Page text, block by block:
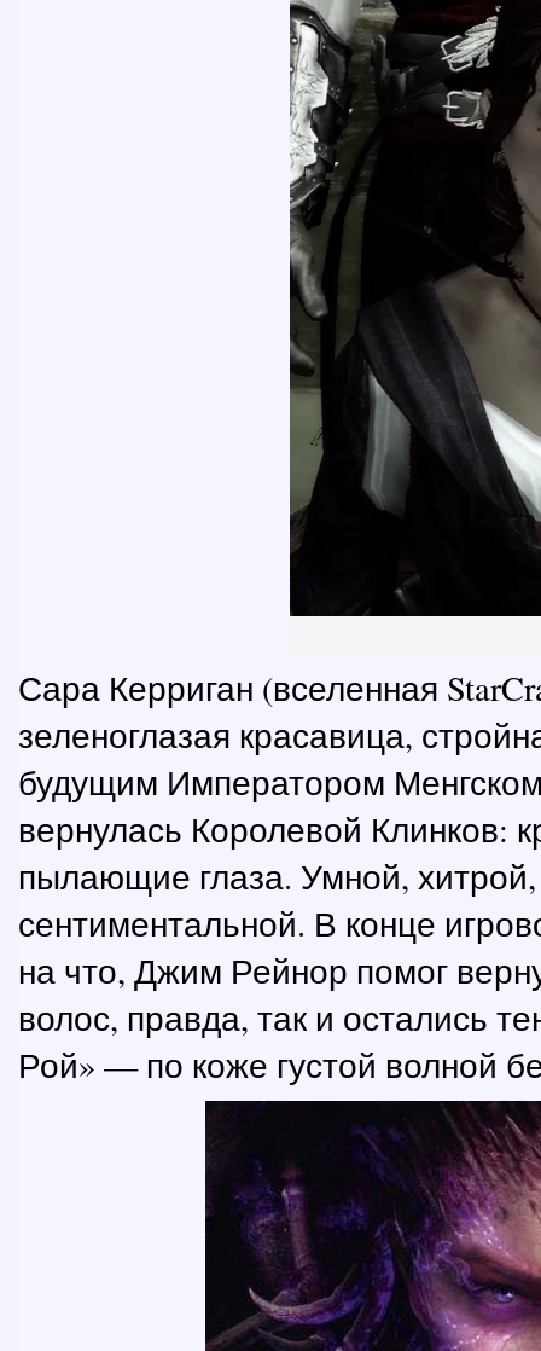
Сара Керриган (вселенная
зеленоглазая красавица,
будущим Императором
вернулась Королевой Клинков:
пылающие глаза. Умной,
сентиментальной. В конце
на что, Джим Рейнор помог
волос, правда, так и остались
Рой» — по коже густой волной